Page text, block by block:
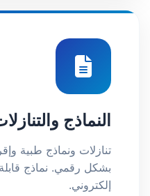
النماذج
تنازلات ونماذج طبية
بشكل رقمي. نماذج
إلكتروني.